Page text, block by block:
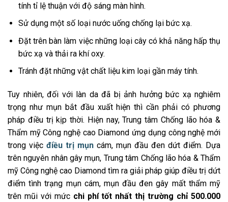
tính tỉ lệ thuận với độ sáng màn hình.
Sử dụng một số loại nước uống chống lại bức xạ.
Đặt trên bàn làm việc những loại cây có khả năng hấp thụ
bức xạ và thải ra khí oxy.
Tránh đặt những vật chất liệu kim loại gần máy tính.
Tuy nhiên, đối với làn da đã bị ảnh hưởng bức xạ nghiêm
trọng như mụn bắt đầu xuất hiện thì cần phải có phương
pháp điều trị kịp thời. Hiện nay, Trung tâm Chống lão hóa &
Thẩm mỹ Công nghệ cao Diamond ứng dụng công nghệ mới
trong việc điều trị mụn cám, mụn đầu đen dứt điểm. Dựa
trên nguyên nhân gây mụn, Trung tâm Chống lão hóa & Thẩm
mỹ Công nghệ cao Diamond tìm ra giải pháp giúp điều trị dứt
điểm tình trạng mụn cám, mụn đầu đen gây mất thẩm mỹ
trên mũi với mức chi phí tốt nhất thị trường chỉ 500.000